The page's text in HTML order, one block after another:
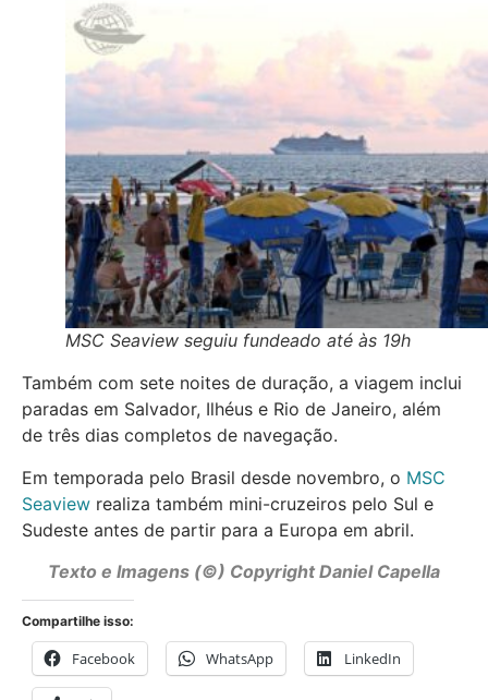
MSC Seaview seguiu fundeado até às 19h
Também com sete noites de duração, a viagem inclui
paradas em Salvador, Ilhéus e Rio de Janeiro, além
de três dias completos de navegação.
Em temporada pelo Brasil desde novembro, o MSC
Seaview realiza também mini-cruzeiros pelo Sul e
Sudeste antes de partir para a Europa em abril.
Texto e Imagens (©) Copyright Daniel Capella
Compartilhe isso:
Facebook WhatsApp LinkedIn